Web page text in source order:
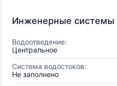
Инженерные системы
Водоотведение:
Центральное
Система водостоков:
Не заполнено